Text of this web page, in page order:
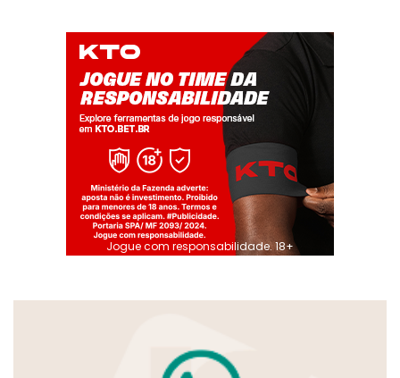
Jogue com responsabilidade. 18+